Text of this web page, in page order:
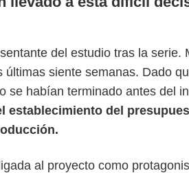
del estudio tras la serie.
siente semanas. Dado
se habían terminado antes del
establecimiento del
al proyecto como